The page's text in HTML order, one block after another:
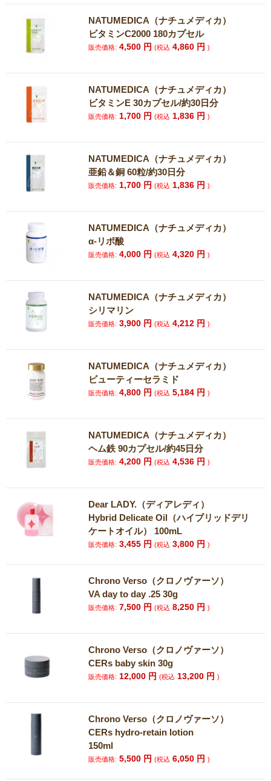
NATUMEDICA（ナチュメディカ）
ビタミンC2000 180カプセル
販売価格: 4,500 円(税込 4,860 円)
NATUMEDICA（ナチュメディカ）
ビタミンE 30カプセル/約30日分
販売価格: 1,700 円(税込 1,836 円)
NATUMEDICA（ナチュメディカ）
亜鉛＆銅 60粒/約30日分
販売価格: 1,700 円(税込 1,836 円)
NATUMEDICA（ナチュメディカ）
α-リポ酸
販売価格: 4,000 円(税込 4,320 円)
NATUMEDICA（ナチュメディカ）
シリマリン
販売価格: 3,900 円(税込 4,212 円)
NATUMEDICA（ナチュメディカ）
ビューティーセラミド
販売価格: 4,800 円(税込 5,184 円)
NATUMEDICA（ナチュメディカ）
ヘム鉄 90カプセル/約45日分
販売価格: 4,200 円(税込 4,536 円)
Dear LADY.（ディアレディ）
Hybrid Delicate Oil（ハイブリッドデリ
ケートオイル） 100mL
販売価格: 3,455 円(税込 3,800 円)
Chrono Verso（クロノヴァーソ）
VA day to day .25 30g
販売価格: 7,500 円(税込 8,250 円)
Chrono Verso（クロノヴァーソ）
CERs baby skin 30g
販売価格: 12,000 円(税込 13,200 円)
Chrono Verso（クロノヴァーソ）
CERs hydro-retain lotion
150ml
販売価格: 5,500 円(税込 6,050 円)